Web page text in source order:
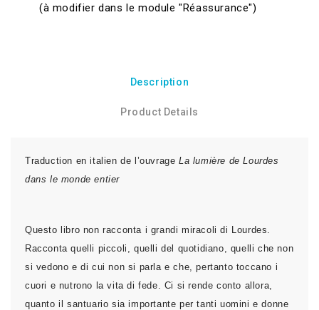
(à modifier dans le module "Réassurance")
Description
Product Details
Traduction en italien de l’ouvrage La lumière de Lourdes
dans le monde entier
Questo libro non racconta i grandi miracoli di Lourdes.
Racconta quelli piccoli, quelli del quotidiano, quelli che non
si vedono e di cui non si parla e che, pertanto tocca­no i
cuori e nutrono la vita di fede. Ci si rende conto al­lora,
quanto il santuario sia importante per tanti uomini e donne